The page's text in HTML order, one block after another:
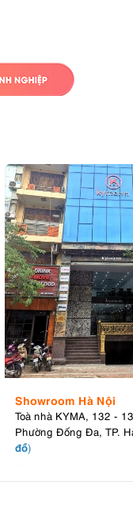
Showroom Hà Nội
Toà nhà KYMA, 132 -
Phường Đống Đa, TP.
đồ)